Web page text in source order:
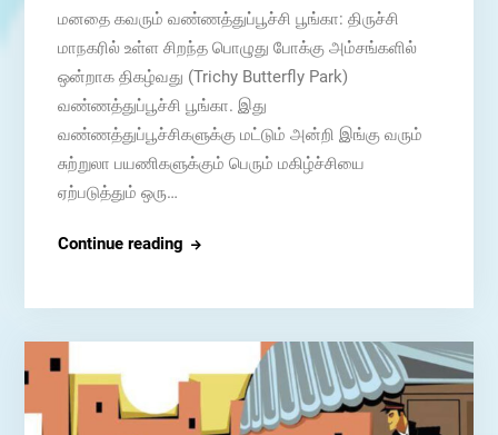
மனதை கவரும் வண்ணத்துப்பூச்சி பூங்கா: திருச்சி
மாநகரில் உள்ள சிறந்த பொழுது போக்கு அம்சங்களில்
ஒன்றாக திகழ்வது (Trichy Butterfly Park)
வண்ணத்துப்பூச்சி பூங்கா. இது
வண்ணத்துப்பூச்சிகளுக்கு மட்டும் அன்றி இங்கு வரும்
சுற்றுலா பயணிகளுக்கும் பெரும் மகிழ்ச்சியை
ஏற்படுத்தும் ஒரு…
Continue readingதிருச்சி